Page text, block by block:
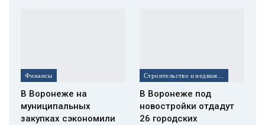
Финансы
В Воронеже на
муниципальных
закупках сэкономили
В Воронеже под
новостройки отдадут
26 городских